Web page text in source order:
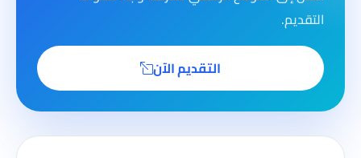
التقديم.
التقديم الآن